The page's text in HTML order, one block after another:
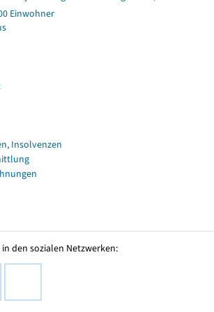
Einwohner
Insolvenzen
den sozialen Netzwerken: